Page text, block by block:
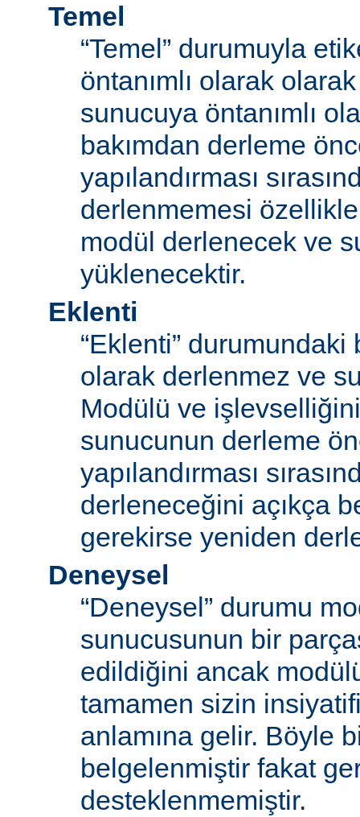
Temel
“Temel” durumuyla
öntanımlı olarak
sunucuya öntanımlı
bakımdan derleme
yapılandırması
derlenmemesi
modül derlenecek ve
yüklenecektir.
Eklenti
“Eklenti”
olarak derlenmez ve
Modülü ve
sunucunun derleme
yapılandırması
derleneceğini açıkça
gerekirse yeniden
Deneysel
“Deneysel” durumu
sunucusunun bir
edildiğini ancak
tamamen sizin
anlamına gelir. Böyle
belgelenmiştir fakat
desteklenmemiştir.